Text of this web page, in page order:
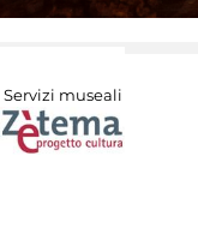
Servizi museali